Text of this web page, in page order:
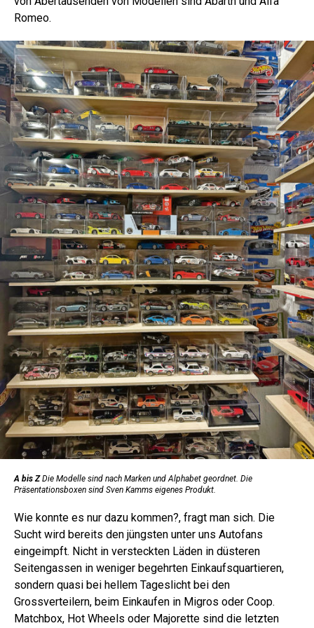
Romeo.
A bis ZDie Modelle sind nach Marken und Alphabet geordnet. Die
Präsentationsboxen sind Sven Kamms eigenes Produkt.
Wie konnte es nur dazu kommen?, fragt man sich. Die
Sucht wird bereits den jüngsten unter uns Autofans
eingeimpft. Nicht in versteckten Läden in düsteren
Seitengassen in weniger begehrten Einkaufsquartieren,
sondern quasi bei hellem Tageslicht bei den
Grossverteilern, beim Einkaufen in Migros oder Coop.
Matchbox, Hot Wheels oder Majorette sind die letzten